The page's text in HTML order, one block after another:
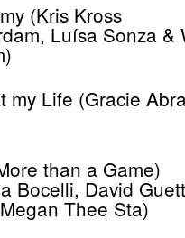
(Kris Kross
Luísa Sonza &
my Life (Gracie
than a Game)
Bocelli, David
Thee Sta)